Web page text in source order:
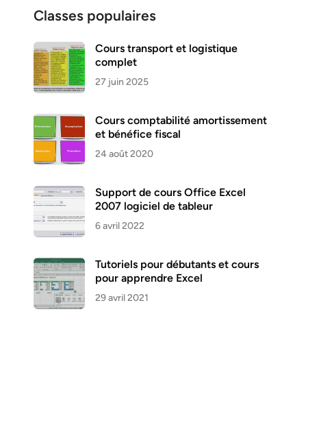
Classes populaires
Cours transport et logistique
complet
27 juin 2025
Cours comptabilité amortissement
et bénéfice fiscal
24 août 2020
Support de cours Office Excel
2007 logiciel de tableur
6 avril 2022
Tutoriels pour débutants et cours
pour apprendre Excel
29 avril 2021